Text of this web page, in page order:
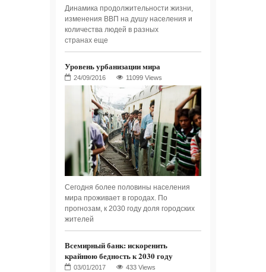
Динамика продолжительности жизни,
изменения ВВП на душу населения и
количества людей в разных
странах еще
Уровень урбанизации мира
11099 Views
Сегодня более половины населения
мира проживает в городах. По
прогнозам, к 2030 году доля городских
жителей
Всемирный банк: искоренить
крайнюю бедность к 2030 году
433 Views